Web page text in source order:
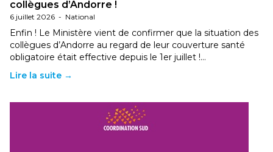
collègues d’Andorre !
6 juillet 2026 - National
Enfin ! Le Ministère vient de confirmer que la situation des
collègues d’Andorre au regard de leur couverture santé
obligatoire était effective depuis le 1er juillet !…
Lire la suite →